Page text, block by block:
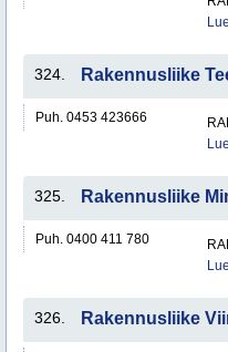
324. Rakennusliike
Puh. 0453 423666
325. Rakennusliike
Puh. 0400 411 780
326. Rakennusliike